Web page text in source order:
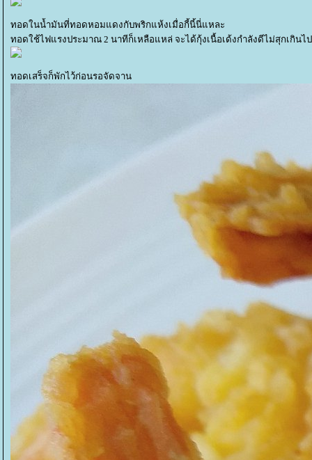
ทอดในน้ำมันที่ทอดหอมแดงกับพริกแห้งเมื่อกี้นี้นี่แหละ
ทอดใช้ไฟแรงประมาณ 2 นาทีก็เหลือแหล่ จะได้กุ้งเนื้อเด้งกำลังดีไม่สุกเกินไ
ทอดเสร็จก็พักไว้ก่อนรอจัดจาน